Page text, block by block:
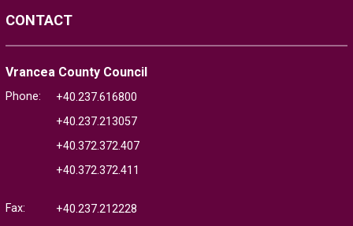
CONTACT
Vrancea County Council
Phone:
+40.237.616800
+40.237.213057
+40.372.372.407
+40.372.372.411
Fax:
+40.237.212228